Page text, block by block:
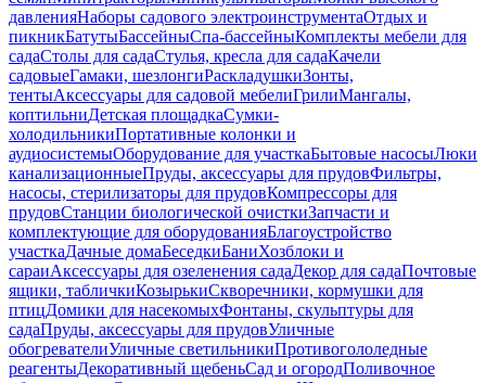
давленияНаборы садового электроинструментаОтдых и
пикникБатутыБассейныСпа-бассейныКомплекты мебели для
садаСтолы для садаСтулья, кресла для садаКачели
садовыеГамаки, шезлонгиРаскладушкиЗонты,
тентыАксессуары для садовой мебелиГрилиМангалы,
коптильниДетская площадкаСумки-
холодильникиПортативные колонки и
аудиосистемыОборудование для участкаБытовые насосыЛюки
канализационныеПруды, аксессуары для прудовФильтры,
насосы, стерилизаторы для прудовКомпрессоры для
прудовСтанции биологической очисткиЗапчасти и
комплектующие для оборудованияБлагоустройство
участкаДачные домаБеседкиБаниХозблоки и
сараиАксессуары для озеленения садаДекор для садаПочтовые
ящики, табличкиКозырькиСкворечники, кормушки для
птицДомики для насекомыхФонтаны, скульптуры для
садаПруды, аксессуары для прудовУличные
обогревателиУличные светильникиПротивогололедные
реагентыДекоративный щебеньСад и огородПоливочное